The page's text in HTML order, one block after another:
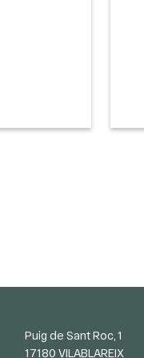
Puig de Sant Roc, 1
17180 VILABLAREIX